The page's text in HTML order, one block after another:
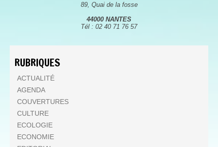
89, Quai de la fosse
44000 NANTES
Tél : 02 40 71 76 57
RUBRIQUES
ACTUALITÉ
AGENDA
COUVERTURES
CULTURE
ECOLOGIE
ECONOMIE